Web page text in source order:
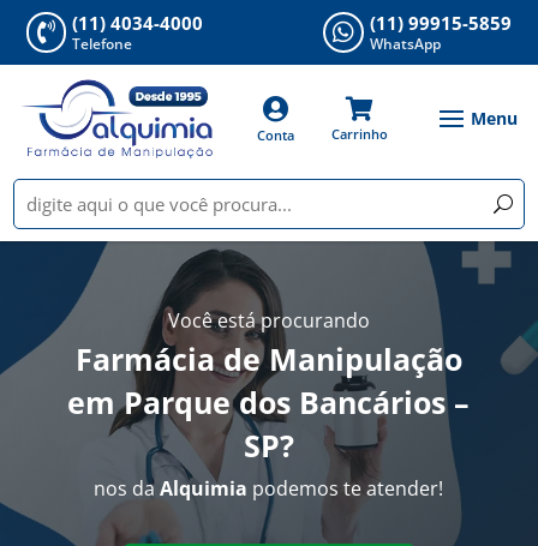
 (11) 4034-4000
Telefone  (11) 99915-5859
WhatsApp

Conta

Carrinho
Você está procurando
Farmácia de Manipulação
em Parque dos Bancários –
SP?
nos daAlquimia podemos te atender!